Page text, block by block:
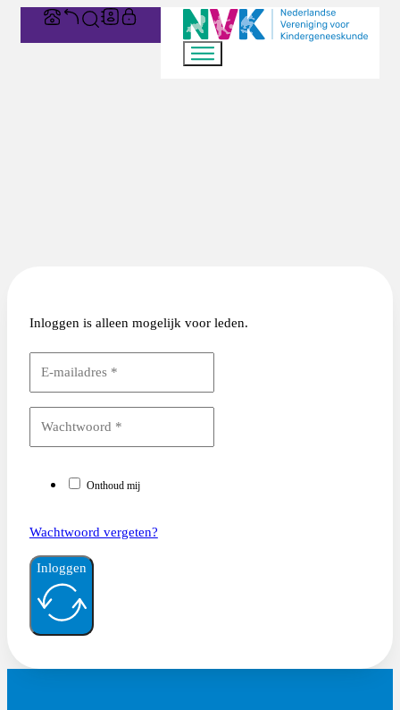
Inloggen is alleen mogelijk voor leden.
Onthoud mij
Wachtwoord vergeten?
Inloggen